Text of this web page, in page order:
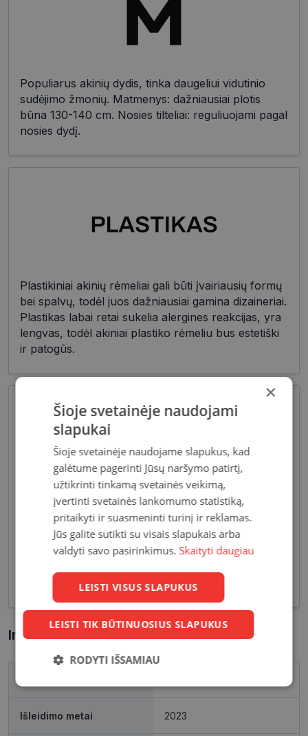
Populiarus akinių dydis, tinka daugeliui vidutinio
sudėjimo žmonių. Matmenys: dažniausiai plotis
būna 130-140 cm. Nosies tilteliai: reguliuojami pagal
nosies dydį.
Plastikiniai akinių rėmeliai gali būti įvairiausių formų
bei spalvų, todėl juos dažniausiai gamina dizaineriai.
Plastikas labai retai sukelia alergines reakcijas, yra
lengvas, todėl akiniai plastiko rėmeliu bus estetiški
ir patogūs.
Pagrindiniai reikalavimai, keliami vyriškiems
akiniams - patvarios medžiagos bei solidžios
vyriškos formos, derančios prie įvairių vyriškų
aprangos stilių. Dėl funkcionalumo bei puikių
kasdien, vairavimui bei sportui.
Informacija apie prekę
Išleidimo metai 2023
×
Šioje svetainėje naudojami
slapukai
Šioje svetainėje naudojame slapukus, kad
galėtume pagerinti Jūsų naršymo patirtį,
užtikrinti tinkamą svetainės veikimą,
įvertinti svetainės lankomumo statistiką,
pritaikyti ir suasmeninti turinį ir reklamas.
Jūs galite sutikti su visais slapukais arba
valdyti savo pasirinkimus. Skaityti daugiau
LEISTI VISUS SLAPUKUS
LEISTI TIK BŪTINUOSIUS SLAPUKUS
RODYTI IŠSAMIAU
Būtinieji
Statistikos
slapukai
Rinkodaros
slapukai